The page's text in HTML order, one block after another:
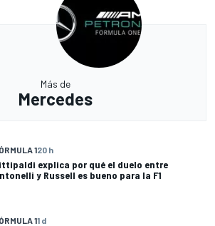
Más de
Mercedes
120 h
explica por qué el duelo entre
y Russell es bueno para la F1
11 d